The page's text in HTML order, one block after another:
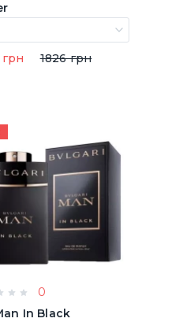
грн
1826 грн
0
In Black